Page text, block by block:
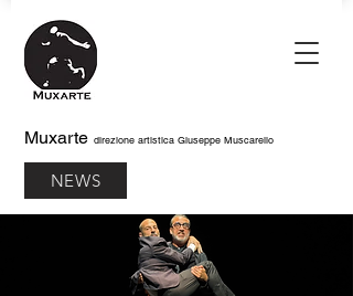
Muxarte direzione artistica Giuseppe Muscarello
NEWS